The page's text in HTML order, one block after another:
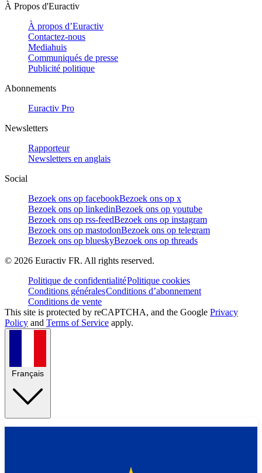
À Propos d'Euractiv
À propos d’Euractiv
Contactez-nous
Mediahuis
Communiqués de presse
Publicité politique
Abonnements
Euractiv Pro
Newsletters
Rapporteur
Newsletters en anglais
Social
Bezoek ons op facebookBezoek ons op x
Bezoek ons op linkedinBezoek ons op youtube
Bezoek ons op rss-feedBezoek ons op instagram
Bezoek ons op mastodonBezoek ons op telegram
Bezoek ons op blueskyBezoek ons op threads
© 2026 Euractiv FR. All rights reserved.
Politique de confidentialitéPolitique cookies
Conditions généralesConditions d’abonnement
Conditions de vente
This site is protected by reCAPTCHA, and the Google Privacy
Policy and Terms of Service apply.
Français